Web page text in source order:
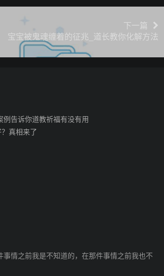
下一篇
宝宝被鬼魂缠着的征兆_道长教你化解方法
例告诉你道教祈福有没有用
真相来了
情之前我是不知道的，在那件事情之前我也不